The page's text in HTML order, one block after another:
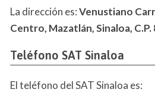
La dirección es:Venustiano
Centro, Mazatlán, Sinaloa, C.P.
Teléfono SAT Sinaloa
El teléfono del SAT Sinaloa es: